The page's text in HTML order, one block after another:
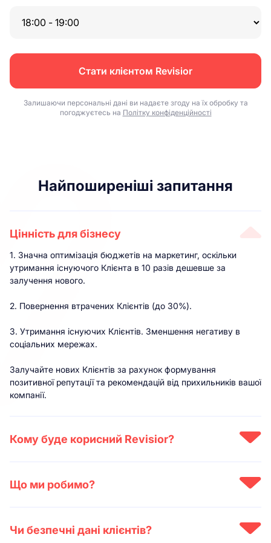
Стати клієнтом Revisior
Залишаючи персональні дані ви надаєте згоду на їх обробку та
погоджуєтесь на Політку конфіденційності
Найпоширеніші запитання
Цінність для бізнесу
1. Значна оптимізація бюджетів на маркетинг, оскільки
утримання існуючого Клієнта в 10 разів дешевше за
залучення нового.
2. Повернення втрачених Клієнтів (до 30%).
3. Утримання існуючих Клієнтів. Зменшення негативу в
соціальних мережах.
Залучайте нових Клієнтів за рахунок формування
позитивної репутації та рекомендацій від прихильників вашої
компанії.
Кому буде корисний Revisior?
співпрацюємо із:
2) >500 об`єктів ресторанного бізнесу.
3) >300 мед. установ та організацій.
Що ми робимо?
2. Надаємо рішення для опрацювання відгуків з
Чи безпечні дані клієнтів?